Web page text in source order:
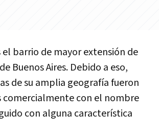
el barrio de mayor extensión de
Buenos Aires. Debido a eso,
de su amplia geografía fueron
comercialmente con el nombre
con alguna característica